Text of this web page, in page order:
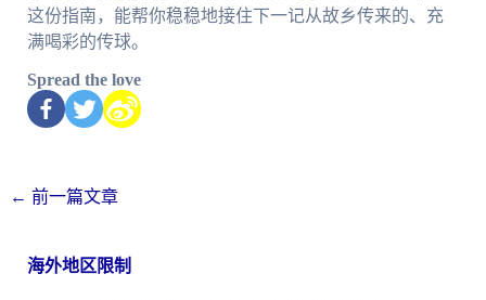
这份指南，能帮你稳稳地接住下一记从故乡传来的、充
满喝彩的传球。
Spread the love
← 前一篇文章
海外地区限制